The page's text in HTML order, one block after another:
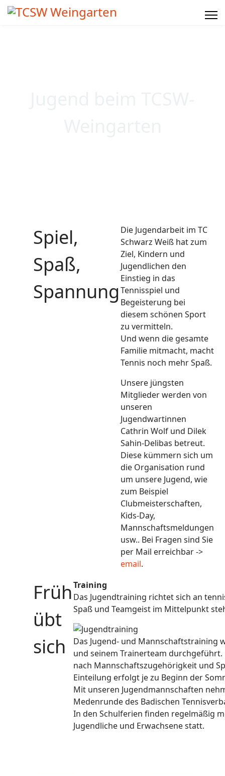
Spiel,
Spaß,
Spannung
Die Jugendarbeit im TC
Schwarz Weiß hat zum
Ziel, Kindern und
Jugendlichen den
Einstieg in das
Tennisspiel und
Begeisterung bei
diesem schönen Sport
zu vermitteln.
Und wenn die gesamte
Familie mitmacht, macht
Tennis noch mehr Spaß.
Unsere jüngsten
Mitglieder werden von
unseren
Jugendwartinnen
Cathrin Wolf und Dilek
Sahin-Delibas betreut.
Diese kümmern sich um
die Organisation rund
um unsere Jugend, wie
zum Beispiel
Clubmeisterschaften,
Kids-Day,
Mannschaftsmeldungen
usw.. Bei Fragen sind Sie
per Mail erreichbar ->
email.
Früh
übt
sich
Training
Das Jugendtraining richtet sich an
Spaß und Teamgeist im Mittelpunkt
Das Jugend- und Mannschaftstraining
und seinem Trainerteam
nach Mannschaftszugehörigkeit und
Einteilung erfolgt je zu Beginn der
Mit unseren Jugendmannschaften
Medenrunde des Badischen
In den Schulferien finden regelmäßig
Jugendliche und Erwachsene statt.